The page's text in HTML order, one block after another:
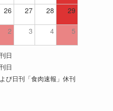
26 27 28 29
2 3 4 5
日
日
び日刊「食肉速報」休刊